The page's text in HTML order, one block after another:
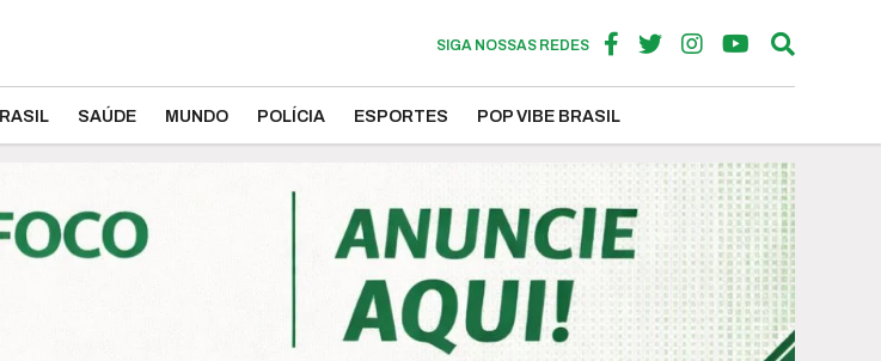
SIGA NOSSAS REDES
SAÚDE MUNDO POLÍCIA ESPORTES POP VIBE BRASIL